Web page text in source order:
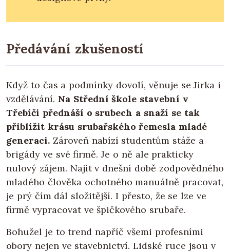
Předávání zkušeností
Když to čas a podmínky dovolí, věnuje se Jirka i
vzdělávání. Na Střední škole stavební v
Třebíči přednáší o srubech a snaží se tak
přiblížit krásu srubařského řemesla mladé
generaci. Zároveň nabízí studentům stáže a
brigády ve své firmě. Je o ně ale prakticky
nulový zájem. Najít v dnešní době zodpovědného
mladého člověka ochotného manuálně pracovat,
je prý čím dál složitější. I přesto, že se lze ve
firmě vypracovat ve špičkového srubaře.
Bohužel je to trend napříč všemi profesními
obory nejen ve stavebnictví. Lidské ruce jsou v